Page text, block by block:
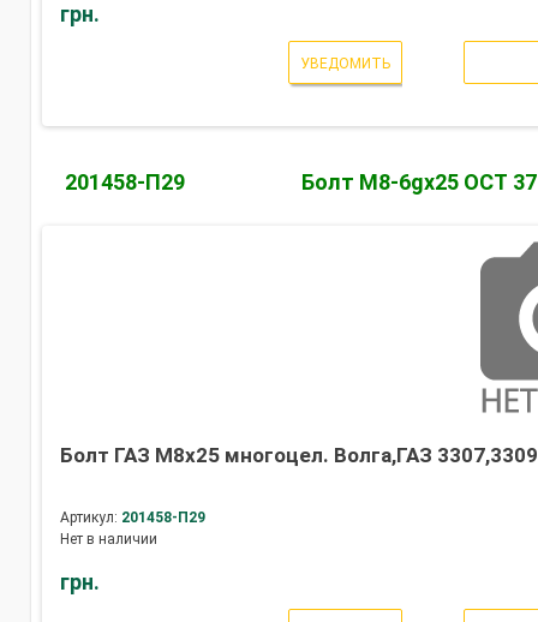
грн.
УВЕДОМИТЬ
201458-П29 Болт М8-6gх25 ОСТ
Болт ГАЗ М8х25 многоцел. Волга,ГАЗ
Артикул: 201458-П29
Нет в наличии
грн.